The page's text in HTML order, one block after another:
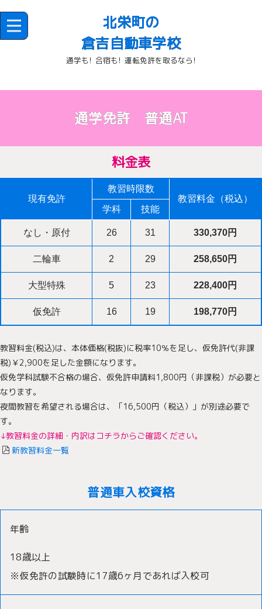
北栄町の
倉吉自動車学校
通学も! 合宿も! 運転免許を取るなら!
通学免許 普通AT
料金表
現有免許
教習時限数
教習料金（税込）
学科
技能
なし・原付 26 31 330,370円
二輪車 2 29 258,650円
大型特殊 5 23 228,400円
仮免許 16 19 198,770円
教習料金(税込)は、本体価格(税抜)に税率10％を足し、仮免許代(非課
税)￥2,900を足した金額になります。
仮免学科試験不合格の場合、仮免許申請料1,800円（非課税）が必要と
なります。
夜間教習を希望される場合は、「16,500円（税込）」が別途必要で
す。
↓教習料金の詳細・内訳はコチラからご確認ください。
新教習料金一覧
普通車入校資格
年齢
18歳以上
※仮免許の試験時に17歳6ヶ月であれば入校可